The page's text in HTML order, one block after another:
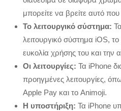
μπορείτε να βρείτε αυτό που
Το λειτουργικό σύστημα:
λειτουργικό σύστημα iOS, το
ευκολία χρήσης του και την
Οι λειτουργίες: Τα iPhone
προηγμένες λειτουργίες,
Apple Pay και το Animoji.
Η υποστήριξη: Τα iPhone